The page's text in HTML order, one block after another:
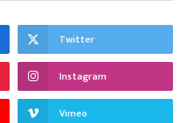
Twitter
Instagram
Vimeo